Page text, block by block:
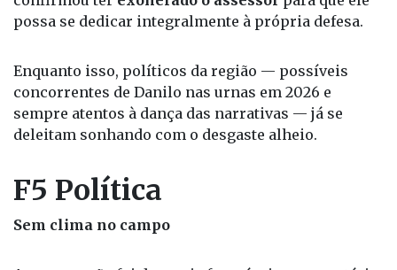
que toda apuração seja conduzida com
transparência e dentro da lei”. O deputado também
possa se dedicar integralmente à própria defesa.
Enquanto isso, políticos da região — possíveis
concorrentes de Danilo nas urnas em 2026 e
deleitam sonhando com o desgaste alheio.
F5 Política